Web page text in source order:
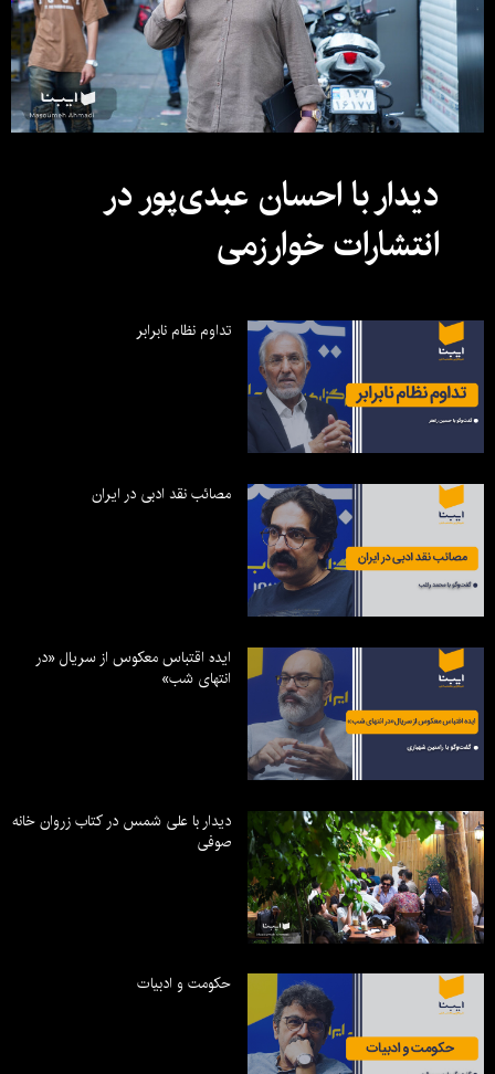
دیدار با احسان عبدی‌پور در
انتشارات خوارزمی
تداوم نظام نابرابر
مصائب نقد ادبی در ایران
ایده اقتباس معکوس از سریال «در
انتهای شب»
دیدار با علی شمس در کتاب زروان خانه
صوفی
حکومت و ادبیات